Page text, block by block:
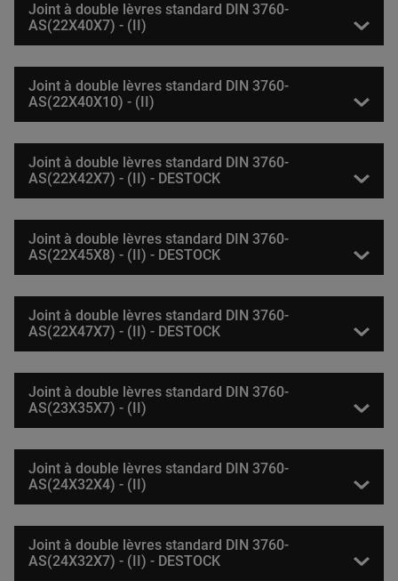
Joint à double lèvres standard DIN 3760-
AS(22X40X7) - (II)
Joint à double lèvres standard DIN 3760-
AS(22X40X10) - (II)
Joint à double lèvres standard DIN 3760-
AS(22X42X7) - (II) - DESTOCK
Joint à double lèvres standard DIN 3760-
AS(22X45X8) - (II) - DESTOCK
Joint à double lèvres standard DIN 3760-
AS(22X47X7) - (II) - DESTOCK
Joint à double lèvres standard DIN 3760-
AS(23X35X7) - (II)
Joint à double lèvres standard DIN 3760-
AS(24X32X4) - (II)
Joint à double lèvres standard DIN 3760-
AS(24X32X7) - (II) - DESTOCK